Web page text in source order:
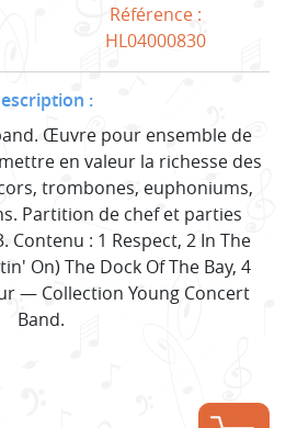
Référence :
HL04000830
:
Œuvre pour ensemble de
en valeur la richesse des
trombones, euphoniums,
Partition de chef et parties
Contenu : 1 Respect, 2 In The
On) The Dock Of The Bay, 4
— Collection Young Concert
Band.